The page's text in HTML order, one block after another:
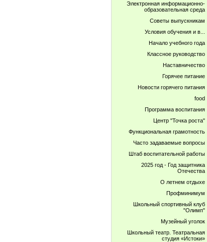
Электронная информационно-
образовательная среда
Советы выпускникам
Условия обучения и в...
Начало учебного года
Классное руководство
Наставничество
Горячее питание
Новости горячего питания
food
Программа воспитания
Центр "Точка роста"
Функциональная грамотность
Часто задаваемые вопросы
Штаб воспитательной работы
2025 год - Год защитника
Отечества
О летнем отдыхе
Профминимум
Школьный спортивный клуб
"Олимп"
Музейный уголок
Школьный театр. Театральная
студия «Истоки»